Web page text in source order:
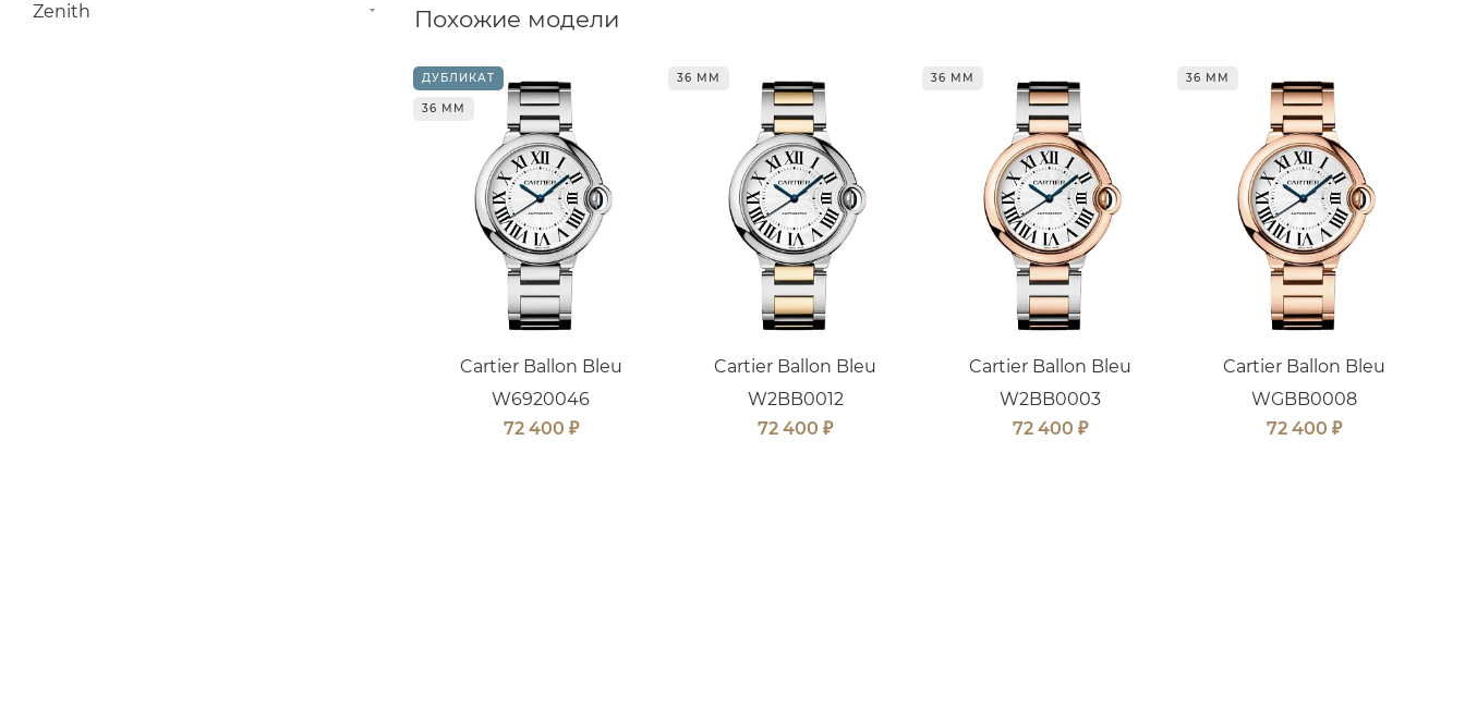
Похожие модели
ДУБЛИКАТ
36 ММ
Cartier Ballon Bleu
W6920046
72 400 ₽
36 ММ
Cartier Ballon Bleu
W2BB0012
72 400 ₽
36 ММ
Cartier Ballon Bleu
W2BB0003
72 400 ₽
36 ММ
Cartier Ballon Bleu
WGBB0008
72 400 ₽
Zenith